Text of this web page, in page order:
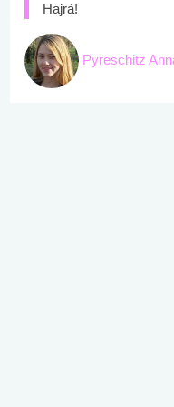
Hajrá!
Pyreschitz